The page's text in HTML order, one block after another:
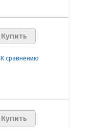
К сравнению